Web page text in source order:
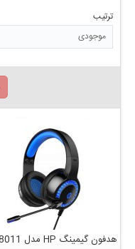
ترتیب
موجودی
هدفون گیمینگ HP مدل DHE8011